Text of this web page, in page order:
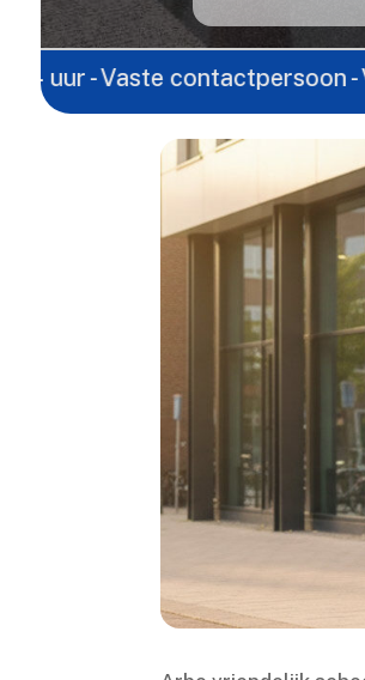
contactpersoon - VCA- en